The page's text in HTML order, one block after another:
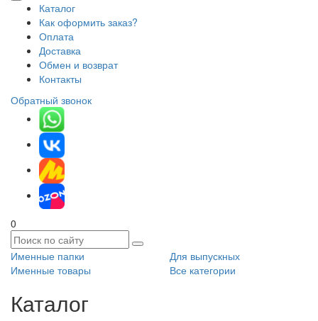
Каталог
Как оформить заказ?
Оплата
Доставка
Обмен и возврат
Контакты
Обратный звонок
0
Именные папки
Для выпускных
Именные товары
Все категории
Каталог